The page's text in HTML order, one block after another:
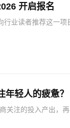
开启报名
业读者推荐这一项
轻人的疲惫？
关注的投入产出，再